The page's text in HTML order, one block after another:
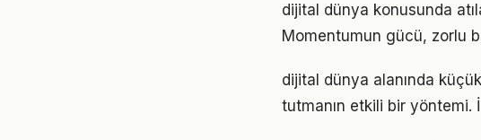
dijital dünya konusunda
Momentumun gücü, zorlu
dijital dünya alanında
tutmanın etkili bir yöntemi.